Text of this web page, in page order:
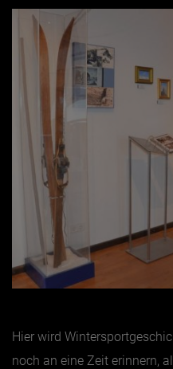
Juni
November
Dezember
Hier wird
noch an eine Zeit erinnern,